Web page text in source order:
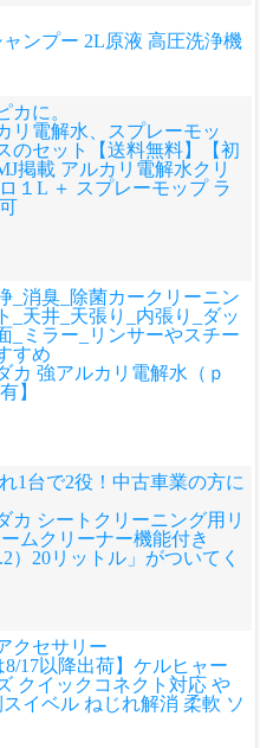
ャンプー 2L原液 高圧洗浄機
カに。
リ電解水、スプレーモッ
のセット
【送料無料】【初
掲載 アルカリ電解水クリ
１L ＋ スプレーモップ ラ
_消臭_除菌カークリーニン
天井_天張り_内張り_ダッ
_ミラー_リンサーやスチー
すめ
カ 強アルカリ電解水（ｐ
】
1台で2役！中古車業の方に
カ シートクリーニング用リ
ムクリーナー機能付き
）20リットル」がついてく
クセサリー
8/17以降出荷】ケルヒャー
クイックコネクト対応 や
イベル ねじれ解消 柔軟 ソ